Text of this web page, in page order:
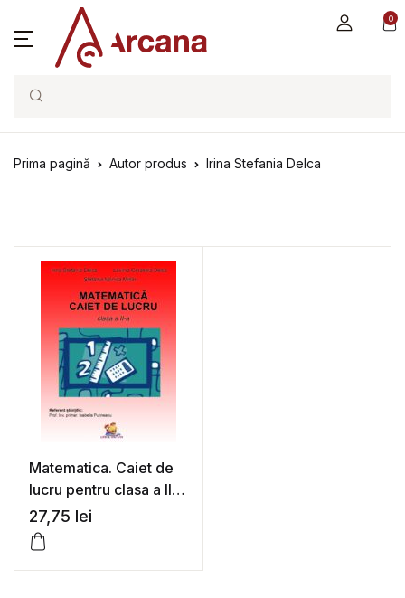
0
Search
Prima pagină Autor produs Irina Stefania Delca
Matematica. Caiet de
lucru pentru clasa a II-a
– Irina Stefania Delca,
Lavinia Cerasela
Delca, Stefania Monica
Mihai
27,75 lei